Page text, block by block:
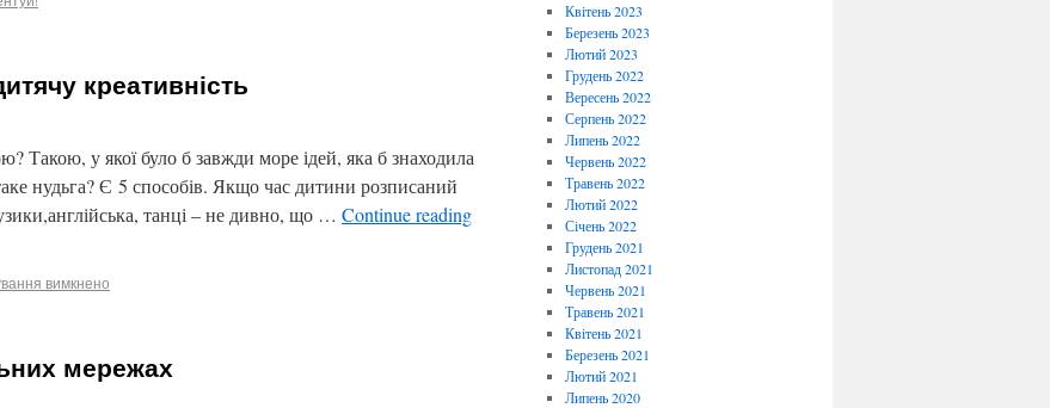
креативність
Такою, у якої було б завжди море ідей, яка б знаходила
нудьга? Є 5 способів. Якщо час дитини розписаний
танці – не дивно, що … Continue reading
вимкнено
мережах
Квітень 2023
Березень 2023
Лютий 2023
Грудень 2022
Вересень 2022
Серпень 2022
Липень 2022
Червень 2022
Травень 2022
Лютий 2022
Січень 2022
Грудень 2021
Листопад 2021
Червень 2021
Травень 2021
Квітень 2021
Березень 2021
Лютий 2021
Липень 2020